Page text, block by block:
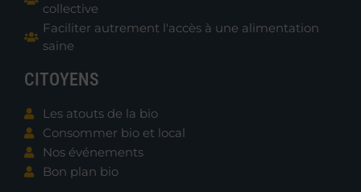
collective
Faciliter autrement l'accès à une alimentation
saine
CITOYENS
Les atouts de la bio
Consommer bio et local
Nos événements
Bon plan bio